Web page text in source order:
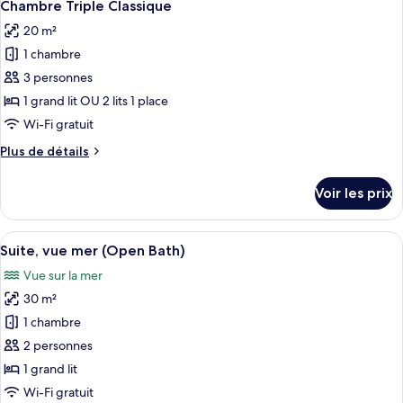
Suite
Supérieure,
vue
mer
toutes
les
photos
pour
ce
type
chambre :
Classique
Chambre Triple Classique
20 m²
1 chambre
3 personnes
1 grand lit OU 2 lits 1 place
Wi-Fi gratuit
Plus de détails
Plus
le
type
de
Chambre
Triple
Classique
Voir les prix
Afficher
toutes
les
photos
pour
ce
type
de
Une chambre d’hôtel comprenant
11
Suite, vue mer (Open Bath)
Vue sur la mer
30 m²
1 chambre
2 personnes
1 grand lit
Wi-Fi gratuit